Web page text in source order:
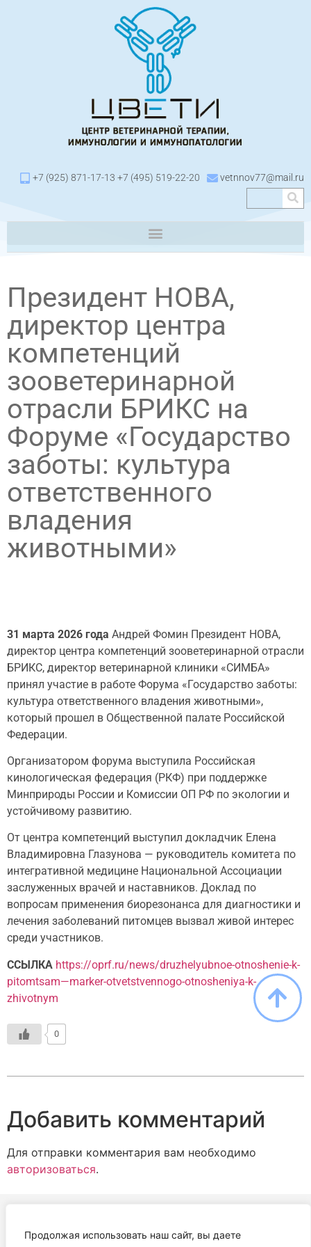
Продолжая использовать наш сайт, вы даете
+7 (925) 871-17-13 +7 (495) 519-22-20 vetnnov77@mail.ru
Президент НОВА,
директор центра
компетенций
зооветеринарной
отрасли БРИКС на
Форуме «Государство
заботы: культура
ответственного
владения
животными»
31 марта 2026 года Андрей Фомин Президент НОВА,
директор центра компетенций зооветеринарной отрасли
БРИКС, директор ветеринарной клиники «СИМБА»
принял участие в работе Форума «Государство заботы:
культура ответственного владения животными»,
который прошел в Общественной палате Российской
Федерации.
Организатором форума выступила Российская
кинологическая федерация (РКФ) при поддержке
Минприроды России и Комиссии ОП РФ по экологии и
устойчивому развитию.
От центра компетенций выступил докладчик Елена
Владимировна Глазунова — руководитель комитета по
интегративной медицине Национальной Ассоциации
заслуженных врачей и наставников. Доклад по
вопросам применения биорезонанса для диагностики и
лечения заболеваний питомцев вызвал живой интерес
среди участников.
ССЫЛКА https://oprf.ru/news/druzhelyubnoe-otnoshenie-k-
pitomtsam—marker-otvetstvennogo-otnosheniya-k-
zhivotnym
0
Добавить комментарий
Для отправки комментария вам необходимо
авторизоваться.
АВТОНОМНАЯ НЕКОММЕРЧЕСКАЯ ОРГАНИЗАЦИЯ